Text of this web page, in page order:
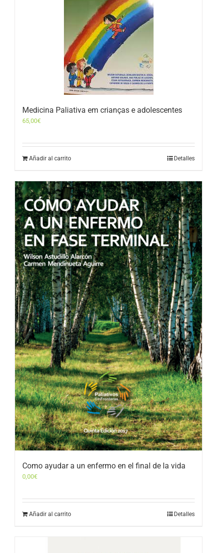
Medicina Paliativa em crianças e adolescentes
65,00€
Añadir al carrito Detalles
Como ayudar a un enfermo en el final de la vida
0,00€
Añadir al carrito Detalles